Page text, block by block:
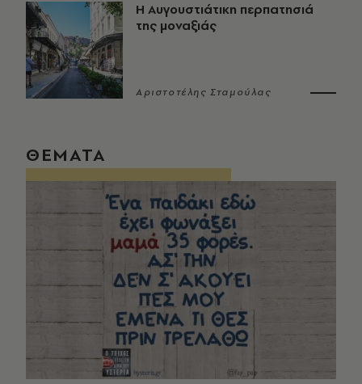
Η Αυγουστιάτικη περπατησιά
της μοναξιάς
Αριστοτέλης Σταμούλας
ΘΕΜΑΤΑ